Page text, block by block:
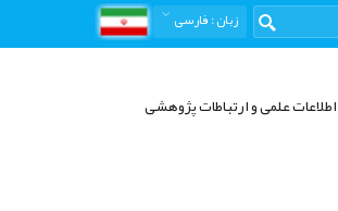
زبان: فارسی
اطلاعات علمی و ارتباطات پژوهشی